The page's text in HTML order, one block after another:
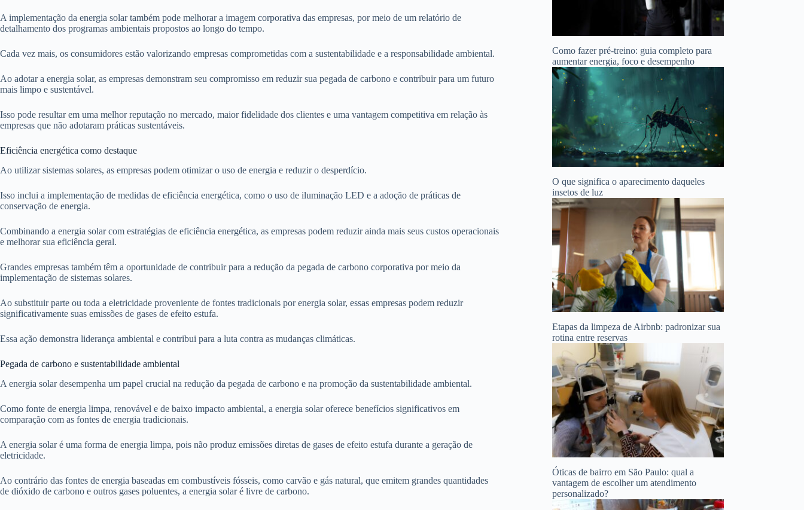
A implementação da energia solar também pode melhorar a imagem corporativa das empresas, por meio de um relatório de
detalhamento dos programas ambientais propostos ao longo do tempo.
Cada vez mais, os consumidores estão valorizando empresas comprometidas com a sustentabilidade e a responsabilidade ambiental.
Ao adotar a energia solar, as empresas demonstram seu compromisso em reduzir sua pegada de carbono e contribuir para um futuro
mais limpo e sustentável.
Isso pode resultar em uma melhor reputação no mercado, maior fidelidade dos clientes e uma vantagem competitiva em relação às
empresas que não adotaram práticas sustentáveis.
Eficiência energética como destaque
Ao utilizar sistemas solares, as empresas podem otimizar o uso de energia e reduzir o desperdício.
Isso inclui a implementação de medidas de eficiência energética, como o uso de iluminação LED e a adoção de práticas de
conservação de energia.
Combinando a energia solar com estratégias de eficiência energética, as empresas podem reduzir ainda mais seus custos operacionais
e melhorar sua eficiência geral.
Grandes empresas também têm a oportunidade de contribuir para a redução da pegada de carbono corporativa por meio da
implementação de sistemas solares.
Ao substituir parte ou toda a eletricidade proveniente de fontes tradicionais por energia solar, essas empresas podem reduzir
significativamente suas emissões de gases de efeito estufa.
Essa ação demonstra liderança ambiental e contribui para a luta contra as mudanças climáticas.
Pegada de carbono e sustentabilidade ambiental
A energia solar desempenha um papel crucial na redução da pegada de carbono e na promoção da sustentabilidade ambiental.
Como fonte de energia limpa, renovável e de baixo impacto ambiental, a energia solar oferece benefícios significativos em
comparação com as fontes de energia tradicionais.
A energia solar é uma forma de energia limpa, pois não produz emissões diretas de gases de efeito estufa durante a geração de
eletricidade.
Ao contrário das fontes de energia baseadas em combustíveis fósseis, como carvão e gás natural, que emitem grandes quantidades
de dióxido de carbono e outros gases poluentes, a energia solar é livre de carbono.
Como fazer pré-treino: guia completo para
aumentar energia, foco e desempenho
O que significa o aparecimento daqueles
insetos de luz
Etapas da limpeza de Airbnb: padronizar sua
rotina entre reservas
Óticas de bairro em São Paulo: qual a
vantagem de escolher um atendimento
personalizado?